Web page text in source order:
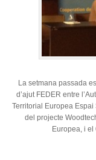
La setmana passada
d’ajut FEDER entre
Territorial Europea
del projecte
Europea, i el